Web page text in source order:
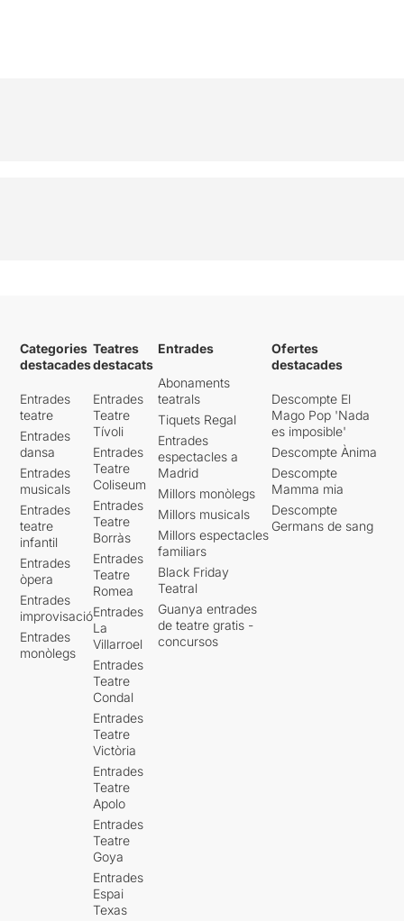
Categories
destacades
Entrades
teatre
Entrades
dansa
Entrades
musicals
Entrades
teatre
infantil
Entrades
òpera
Entrades
improvisació
Entrades
monòlegs
Teatres
destacats
Entrades
Teatre
Tívoli
Entrades
Teatre
Coliseum
Entrades
Teatre
Borràs
Entrades
Teatre
Romea
Entrades
La
Villarroel
Entrades
Teatre
Condal
Entrades
Teatre
Victòria
Entrades
Teatre
Apolo
Entrades
Teatre
Goya
Entrades
Espai
Texas
Entrades
Abonaments
teatrals
Tiquets Regal
Entrades
espectacles a
Madrid
Millors monòlegs
Millors musicals
Millors espectacles
familiars
Black Friday
Teatral
Guanya entrades
de teatre gratis -
concursos
Ofertes
destacades
Descompte El
Mago Pop 'Nada
es imposible'
Descompte Ànima
Descompte
Mamma mia
Descompte
Germans de sang